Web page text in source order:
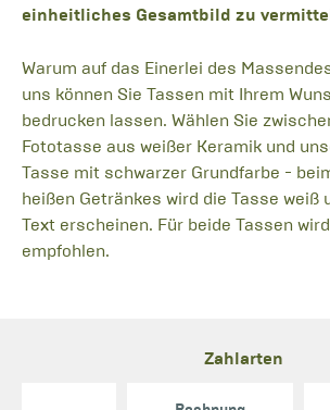
einheitliches Gesamtbild zu
Warum auf das Einerlei des
uns können Sie Tassen mit Ihrem
bedrucken lassen. Wählen Sie
Fototasse aus weißer Keramik und
Tasse mit schwarzer Grundfarbe -
heißen Getränkes wird die Tasse weiß
Text erscheinen. Für beide Tassen
empfohlen.
Zahlarten